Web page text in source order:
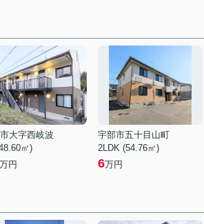
大字西岐波
㎡)
万円
宇部市五十目山町
2LDK (54.76㎡)
6万円